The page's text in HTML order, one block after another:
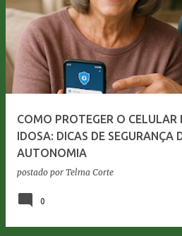
COMO PROTEGER O CELULAR
IDOSA: DICAS DE SEGURANÇA
AUTONOMIA
postado por Telma Corte
0